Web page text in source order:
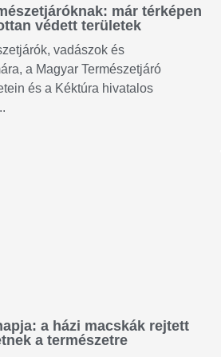
már térképen
védett területek
vadászok és
a Magyar Természetjáró
és a Kéktúra hivatalos
a házi macskák rejtett
a természetre